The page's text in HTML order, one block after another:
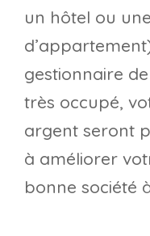
un hôtel ou
gestionnaire
très occupé,
argent seront
à améliorer
bonne société